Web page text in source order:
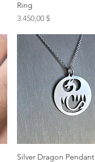
Ring
Preis
3.450,00 $
Schnellansicht
Silver Dragon Pendant